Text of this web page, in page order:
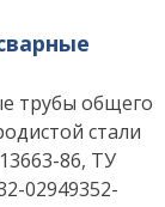
трубы общего
стали
86, ТУ
02949352-